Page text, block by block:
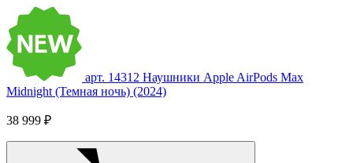
арт. 14312 Наушники Apple AirPods Max
Midnight (Темная ночь) (2024)
38 999 ₽